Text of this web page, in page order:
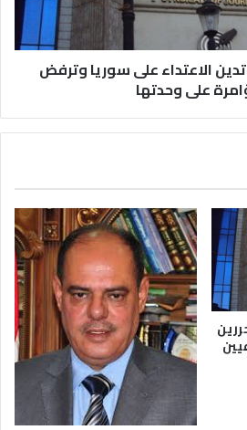
الاعتداء على سوريا وترفض
على وحدتها